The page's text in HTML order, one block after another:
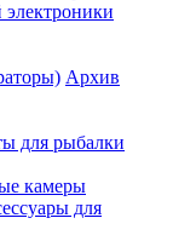
электроники
Архив
для рыбалки
камеры
для